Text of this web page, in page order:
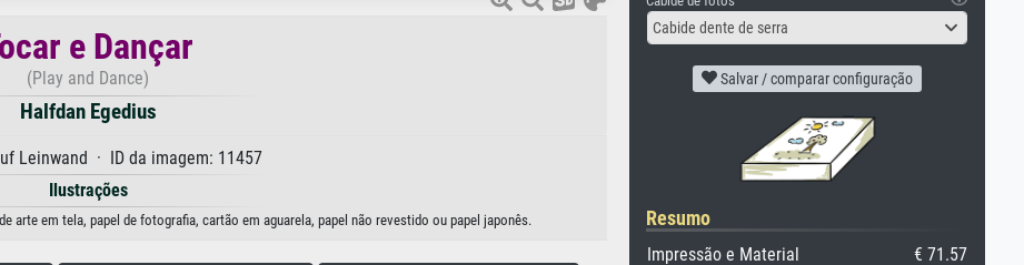
e Dançar
(Play and Dance)
Halfdan Egedius
Leinwand · ID da imagem: 11457
Ilustrações
arte em tela, papel de fotografia, cartão em aguarela, papel não revestido ou papel japonês.
Cabide dente de serra
Salvar / comparar configuração
Resumo
Impressão e Material
€ 71.57